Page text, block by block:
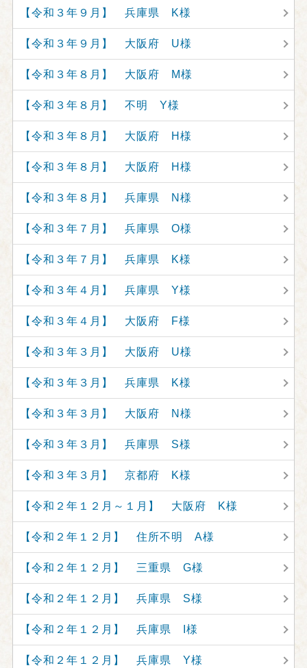
【令和３年９月】 兵庫県 K様
【令和３年９月】 大阪府 U様
【令和３年８月】 大阪府 M様
【令和３年８月】 不明 Y様
【令和３年８月】 大阪府 H様
【令和３年８月】 大阪府 H様
【令和３年８月】 兵庫県 N様
【令和３年７月】 兵庫県 O様
【令和３年７月】 兵庫県 K様
【令和３年４月】 兵庫県 Y様
【令和３年４月】 大阪府 F様
【令和３年３月】 大阪府 U様
【令和３年３月】 兵庫県 K様
【令和３年３月】 大阪府 N様
【令和３年３月】 兵庫県 S様
【令和３年３月】 京都府 K様
【令和２年１２月～１月】 大阪府 K様
【令和２年１２月】 住所不明 A様
【令和２年１２月】 三重県 G様
【令和２年１２月】 兵庫県 S様
【令和２年１２月】 兵庫県 I様
【令和２年１２月】 兵庫県 Y様